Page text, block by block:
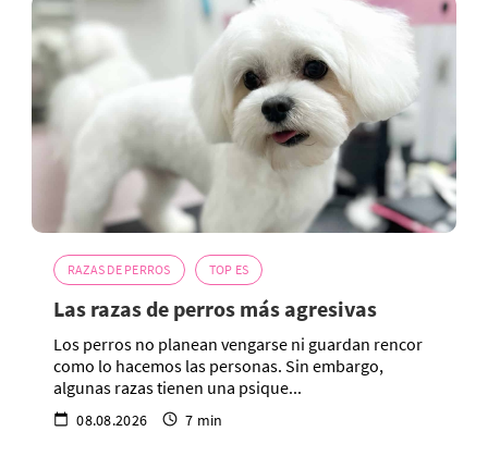
RAZAS DE PERROS TOP ES
Las razas de perros más agresivas
Los perros no planean vengarse ni guardan rencor
como lo hacemos las personas. Sin embargo,
algunas razas tienen una psique...
08.08.2026 7 min